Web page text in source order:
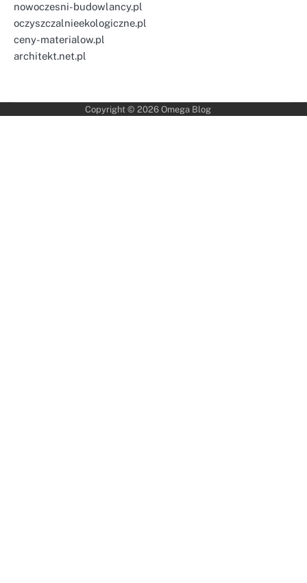
nowoczesni-budowlancy.pl
oczyszczalnieekologiczne.pl
ceny-materialow.pl
architekt.net.pl
Copyright © 2026 Omega Blog